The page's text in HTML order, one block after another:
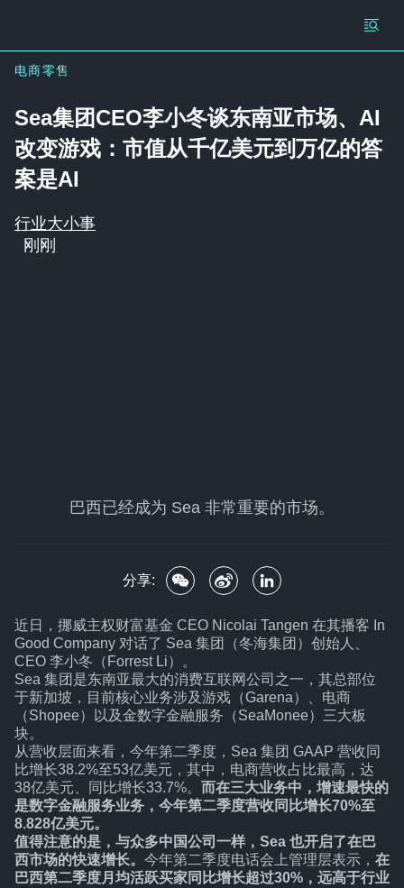
电商零售
Sea集团CEO李小冬谈东南亚市场、AI
改变游戏：市值从千亿美元到万亿的答
案是AI
行业大小事
刚刚
巴西已经成为 Sea 非常重要的市场。
分享:
近日，挪威主权财富基金 CEO Nicolai Tangen 在其播客 In
Good Company 对话了 Sea 集团（冬海集团）创始人、
CEO 李小冬（Forrest Li）。
Sea 集团是东南亚最大的消费互联网公司之一，其总部位
于新加坡，目前核心业务涉及游戏（Garena）、电商
（Shopee）以及金数字金融服务（SeaMonee）三大板
块。
从营收层面来看，今年第二季度，Sea 集团 GAAP 营收同
比增长38.2%至53亿美元，其中，电商营收占比最高，达
38亿美元、同比增长33.7%。 而在三大业务中，增速最快的
是数字金融服务业务，今年第二季度营收同比增长70%至
8.828亿美元。
值得注意的是，与众多中国公司一样，Sea 也开启了在巴
西市场的快速增长。 今年第二季度电话会上管理层表示， 在
巴西第二季度月均活跃买家同比增长超过30%，远高于行业